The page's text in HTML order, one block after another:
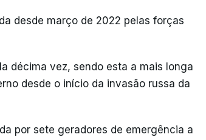
desde março de 2022 pelas forças
décima vez, sendo esta a mais longa
desde o início da invasão russa da
por sete geradores de emergência a